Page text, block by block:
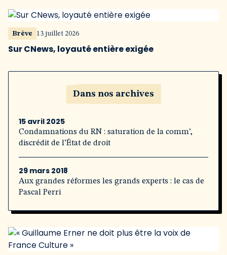
Brève 13 juillet 2026
Sur CNews, loyauté entière exigée
Dans nos archives
15 avril 2025
Condamnations du RN : saturation de la comm’,
discrédit de l’État de droit
29 mars 2018
Aux grandes réformes les grands experts : le cas de
Pascal Perri